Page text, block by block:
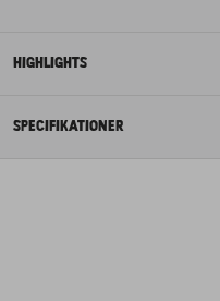
HIGHLIGHTS
SPECIFIKATIONER